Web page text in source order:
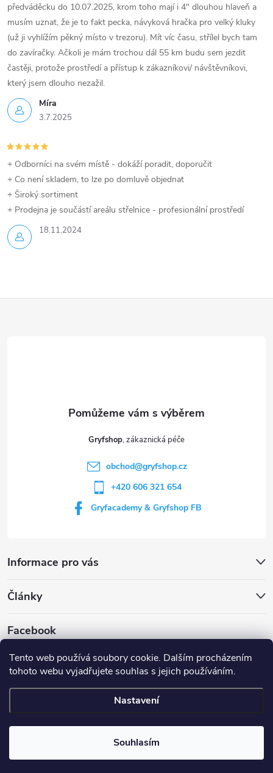
Tento web používá soubory cookie. Dalším procházením
tohoto webu vyjadřujete souhlas s jejich používáním.
Nastavení
Souhlasím
Míra
3.7.2025
předváděcku do 10.07.2025, krom toho mají i 4" dlouhou hlaveň a
musím uznat, že je to fakt pecka, návyková hračka pro velký kluky
(už ji vyhlížím pěkný místo v trezoru). Mít víc času, střílel bych tam
do zavíračky. Ačkoli je mám trochou dál 55 km budu sem jezdit
častěji, protože prostředí a přístup k zákazníkovi/ návštěvníkovi,
který jsem dlouho nezažil.
18.11.2024
+ Odborníci na svém místě - dokáží poradit, doporučit
+ Co není skladem, to lze po domluvě objednat
+ Široký sortiment
+ Prodejna je součástí areálu střelnice - profesionální prostředí
Informace pro vás
Gryfshop
obchod@gryfshop.cz
+420 606 321 654
Gryfacademy & Gryfshop FB
Články
Facebook
Copyright 2026Gryf shop. Všechna práva vyhrazena.